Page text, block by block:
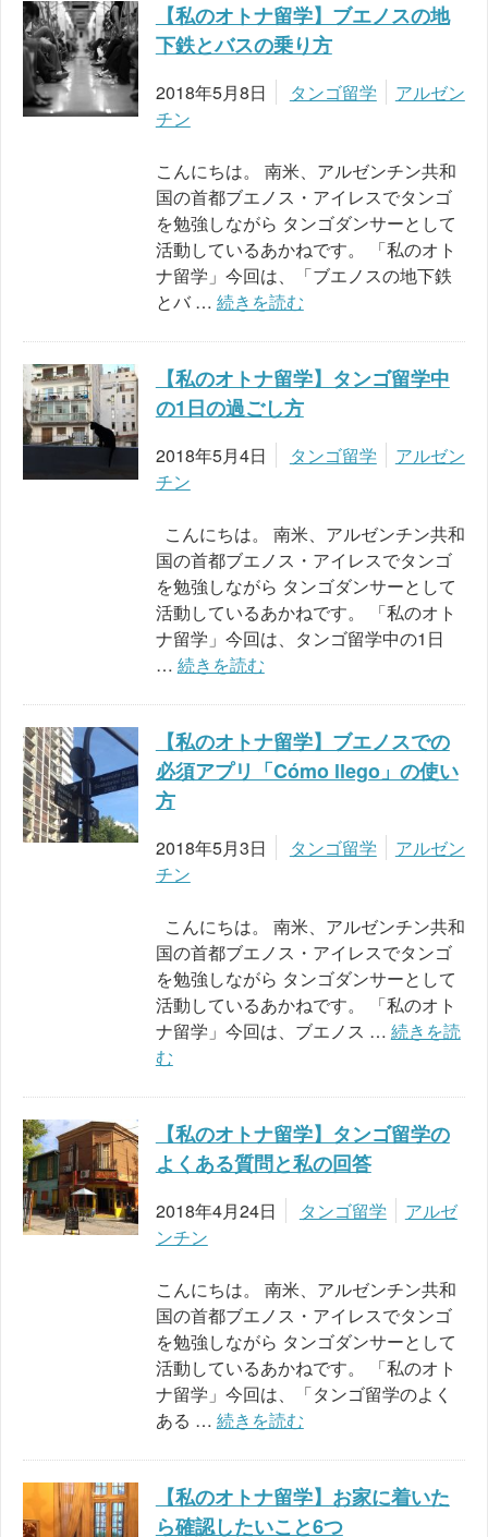
【私のオトナ留学】ブエノスの地
下鉄とバスの乗り方
2018年5月8日 タンゴ留学
アルゼン
チン
こんにちは。 南米、アルゼンチン共和
国の首都ブエノス・アイレスでタンゴ
を勉強しながら タンゴダンサーとして
活動しているあかねです。 「私のオト
ナ留学」今回は、「ブエノスの地下鉄
とバ … 続きを読む
【私のオトナ留学】タンゴ留学中
の1日の過ごし方
2018年5月4日 タンゴ留学
アルゼン
チン
こんにちは。 南米、アルゼンチン共和
国の首都ブエノス・アイレスでタンゴ
を勉強しながら タンゴダンサーとして
活動しているあかねです。 「私のオト
ナ留学」今回は、タンゴ留学中の1日
… 続きを読む
【私のオトナ留学】ブエノスでの
必須アプリ「Cómo llego」の使い
方
2018年5月3日 タンゴ留学
アルゼン
チン
こんにちは。 南米、アルゼンチン共和
国の首都ブエノス・アイレスでタンゴ
を勉強しながら タンゴダンサーとして
活動しているあかねです。 「私のオト
ナ留学」今回は、ブエノス … 続きを読
む
【私のオトナ留学】タンゴ留学の
よくある質問と私の回答
2018年4月24日 タンゴ留学
アルゼ
ンチン
こんにちは。 南米、アルゼンチン共和
国の首都ブエノス・アイレスでタンゴ
を勉強しながら タンゴダンサーとして
活動しているあかねです。 「私のオト
ナ留学」今回は、「タンゴ留学のよく
ある … 続きを読む
【私のオトナ留学】お家に着いた
ら確認したいこと6つ